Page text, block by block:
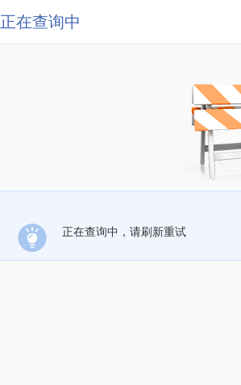
正在查询中
正在查询中，请刷新重试